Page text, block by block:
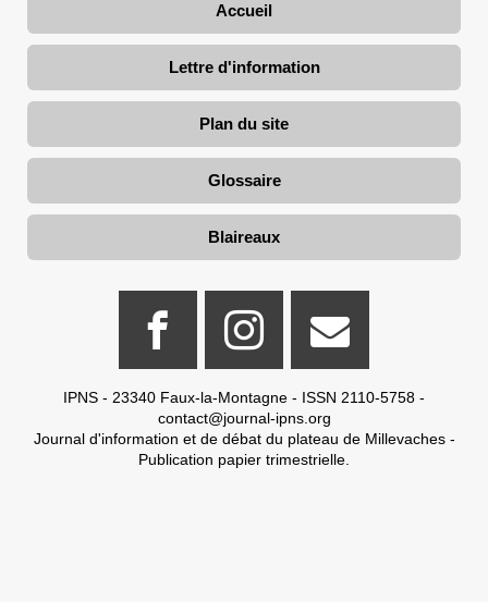
Accueil
Lettre d'information
Plan du site
Glossaire
Blaireaux
IPNS - 23340 Faux-la-Montagne - ISSN 2110-5758 -
contact@journal-ipns.org
Journal d'information et de débat du plateau de Millevaches -
Publication papier trimestrielle.